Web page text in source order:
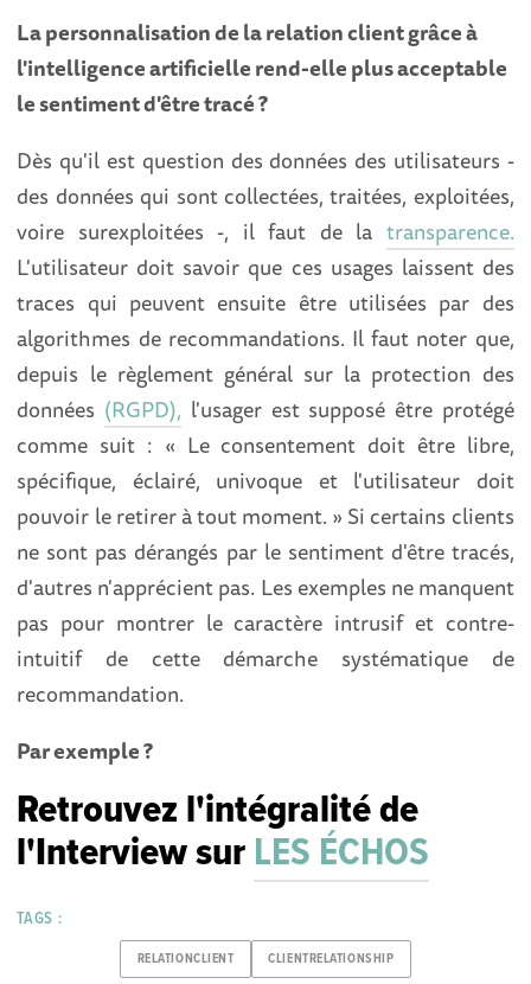
La personnalisation de la relation client grâce à
l'intelligence artificielle rend-elle plus acceptable
le sentiment d'être tracé ?
Dès qu'il est question des données des utilisateurs -
des données qui sont collectées, traitées, exploitées,
voire surexploitées -, il faut de la transparence.
L'utilisateur doit savoir que ces usages laissent des
traces qui peuvent ensuite être utilisées par des
algorithmes de recommandations. Il faut noter que,
depuis le règlement général sur la protection des
données (RGPD), l'usager est supposé être protégé
comme suit : « Le consentement doit être libre,
spécifique, éclairé, univoque et l'utilisateur doit
pouvoir le retirer à tout moment. » Si certains clients
ne sont pas dérangés par le sentiment d'être tracés,
d'autres n'apprécient pas. Les exemples ne manquent
pas pour montrer le caractère intrusif et contre-
intuitif de cette démarche systématique de
recommandation.
Par exemple ?
Retrouvez l'intégralité de
l'Interview sur LES ÉCHOS
TAGS :
RELATIONCLIENT CLIENTRELATIONSHIP